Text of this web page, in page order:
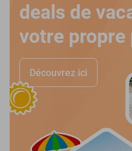
deals de
votre propre
Découvrez ici